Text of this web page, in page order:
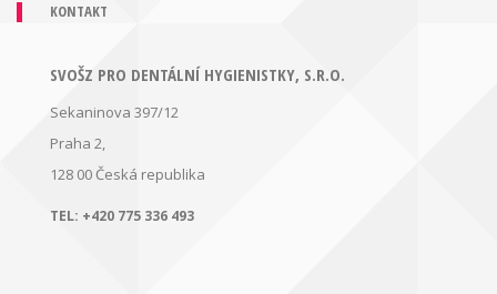
KONTAKT
SVOŠZ PRO DENTÁLNÍ HYGIENISTKY, S.R.O.
Sekaninova 397/12
Praha 2,
128 00 Česká republika
TEL: +420 775 336 493